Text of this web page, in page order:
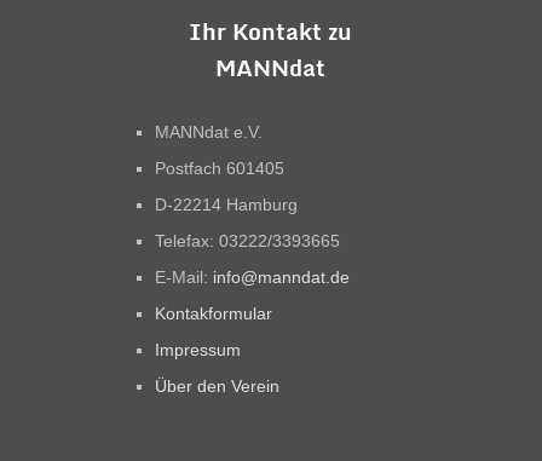
Ihr Kontakt zu
MANNdat
MANNdat e.V.
Postfach 601405
D-22214 Hamburg
Telefax: 03222/3393665
E-Mail: info@manndat.de
Kontakformular
Impressum
Über den Verein